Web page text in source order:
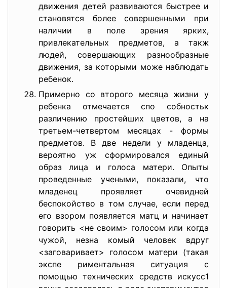
движения детей развиваются быстрее и
становятся более совершенными при
наличии в поле зрения ярких,
привлекательных предметов, а такж
людей, совершающих разнообразные
движения, за которыми може наблюдать
ребенок.
Примерно со второго месяца жизни у
ребенка отмечается спо собностьк
различению простейших цветов, а на
третьем-четвертом месяцах - формы
предметов. В две недели у младенца,
вероятно уж сформировался единый
образ лица и голоса матери. Опыты
проведенные учеными, показали, что
младенец проявляет очевидней
беспокойство в том случае, если перед
его взором появляется матц и начинает
говорить <не своим> голосом или когда
чужой, незна комый человек вдруг
<заговаривает> голосом матери (такая
экспе риментальная ситуация с
помощью технических средств искусс1